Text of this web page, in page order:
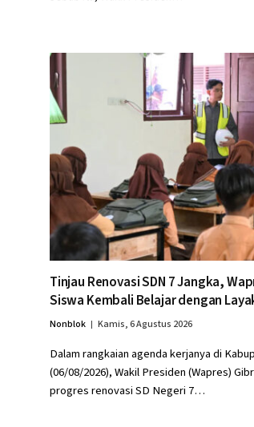
Tinjau Renovasi SDN 7 Jangka,
Siswa Kembali Belajar dengan
Nonblok Kamis, 6 Agustus 2026
Dalam rangkaian agenda kerjanya di
(06/08/2026), Wakil Presiden (Wapres)
progres renovasi SD Negeri 7…